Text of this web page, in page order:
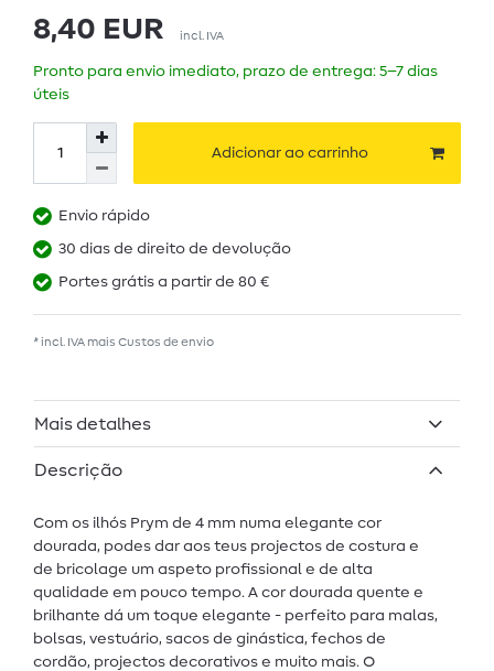
8,40 EUR incl. IVA
Pronto para envio imediato, prazo de entrega: 5–7 dias
úteis
Adicionar ao carrinho
Envio rápido
30 dias de direito de devolução
Portes grátis a partir de 80 €
* incl. IVA mais Custos de envio
Mais detalhes
Descrição
Com os ilhós Prym de 4 mm numa elegante cor
dourada, podes dar aos teus projectos de costura e
de bricolage um aspeto profissional e de alta
qualidade em pouco tempo. A cor dourada quente e
brilhante dá um toque elegante - perfeito para malas,
bolsas, vestuário, sacos de ginástica, fechos de
cordão, projectos decorativos e muito mais. O